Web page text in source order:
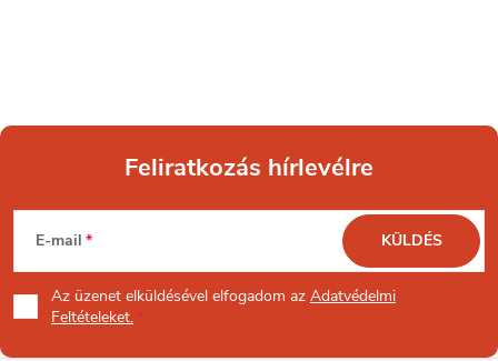
L
á
b
Feliratkozás hírlevélre
E-mail
Az üzenet elküldésével elfogadom az Adatvédelmi
Feltételeket.
KÜLDÉS